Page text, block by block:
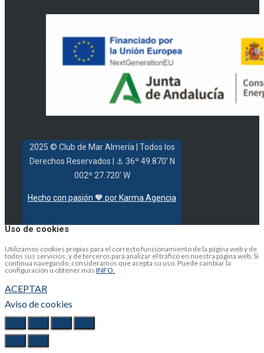
2025 © Club de Mar Almería
| Todos los
Derechos Reservados |
⚓ 36º 49.870' N
002º 27.720' W
Hecho con pasión 🧡 por Karma Agencia
Uso de cookies
Utilizamos cookies propias para el correcto funcionamiento de la página web y de
todos sus servicios, y de terceros para analizar el tráfico en nuestra página web. Si
continua navegando, consideramos que acepta su uso. Puede cambiar la
configuración u obtener más INFO.
ACEPTAR
Aviso de cookies